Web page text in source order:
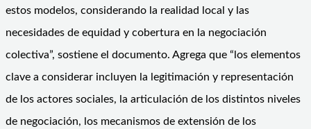
estos modelos, considerando la realidad local y las
necesidades de equidad y cobertura en la negociación
colectiva”, sostiene el documento. Agrega que “los elementos
clave a considerar incluyen la legitimación y representación
de los actores sociales, la articulación de los distintos niveles
de negociación, los mecanismos de extensión de los